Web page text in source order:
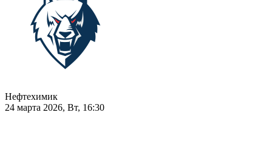
Нефтехимик
24 марта 2026, Вт, 16:30